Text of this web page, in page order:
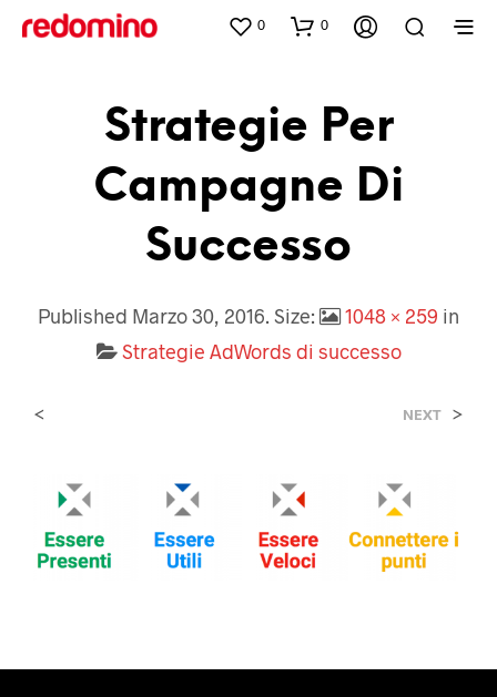
0 0
Strategie Per
Campagne Di
Successo
Published Marzo 30, 2016. Size: 1048 × 259 in
Strategie AdWords di successo
< NEXT >